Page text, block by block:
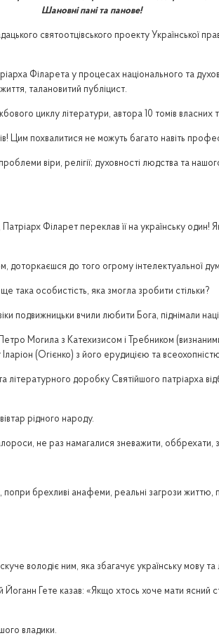
Шановні пані та панове!
святоотцівського проекту Української
Філарета у процесах національного та
талановитий публіцист.
циклу літератури, автора 10 томів власних
похвалитися не можуть багато навіть
віри, релігії; духовності людства та
Патріарх Філарет переклав її на українську
доторкаєшся до того огрому інтелектуальної
така особистість, яка змогла зробити стільки?
подвижницьки вчили любити Бога, піднімали
Могила з Катехизисом і Требником
(Огієнко) з його ерудицією та
доробку Святійшого патріарха
рідного народу.
не раз намагалися зневажити, оббрехати,
брехливі анафеми, реальні загрози життю,
володіє ним, яка збагачує українську мову та
Гете казав: «Якщо хтось хоче мати ясний
владики.